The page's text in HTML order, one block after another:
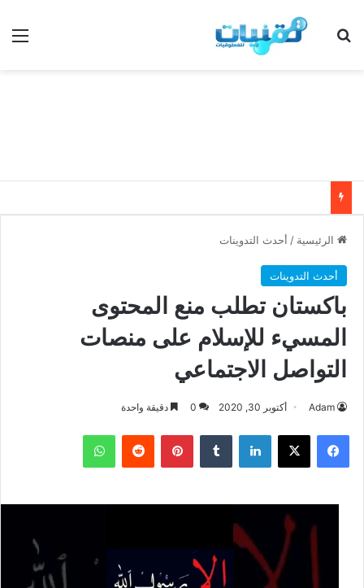
بحث عن
الرئيسية / أحدث التدوينات
أحدث التدوينات
باكستان تطلب منع المحتوى
المسيء للإسلام على منصات
التواصل الاجتماعي
Adam أكتوبر 30, 2020 0 دقيقة واحدة
فيسبوك ‫X لينكدإن بينتيريست واتساب